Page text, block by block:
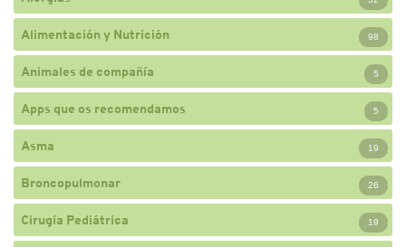
Alimentación y Nutrición 98
Animales de compañía 5
Apps que os recomendamos 5
Asma 19
Broncopulmonar 26
Cirugía Pediátrica 19